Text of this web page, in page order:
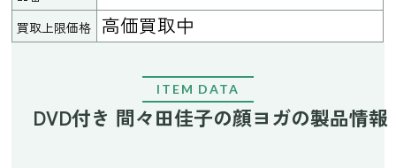
買取上限価格
高価買取中
ITEM DATA
DVD付き 間々田佳子の顔ヨガの製品情報